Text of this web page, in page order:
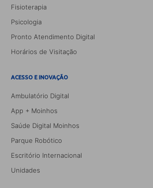
Fisioterapia
Psicologia
Pronto Atendimento Digital
Horários de Visitação
ACESSO E INOVAÇÃO
Ambulatório Digital
App + Moinhos
Saúde Digital Moinhos
Parque Robótico
Escritório Internacional
Unidades